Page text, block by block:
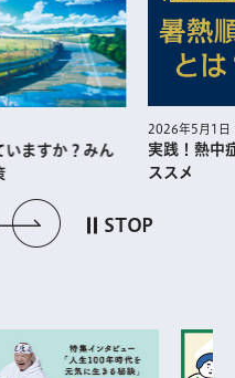
イドを表示 次のスライドを
STOP
いますか？みん
2026年5月1日
実践！熱中
ススメ